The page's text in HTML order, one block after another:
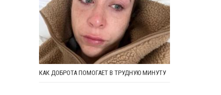
КАК ДОБРОТА ПОМОГАЕТ В ТРУДНУЮ МИНУТУ